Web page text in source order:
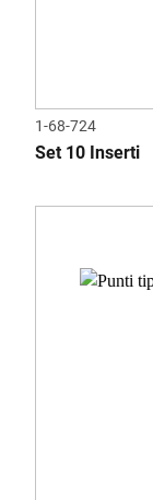
1-68-724
Set 10 Inserti